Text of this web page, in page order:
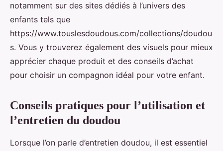
notamment sur des sites dédiés à l’univers des
enfants tels que
https://www.touslesdoudous.com/collections/doudou
s. Vous y trouverez également des visuels pour mieux
apprécier chaque produit et des conseils d’achat
pour choisir un compagnon idéal pour votre enfant.
Conseils pratiques pour l’utilisation et
l’entretien du doudou
Lorsque l’on parle d’entretien doudou, il est essentiel